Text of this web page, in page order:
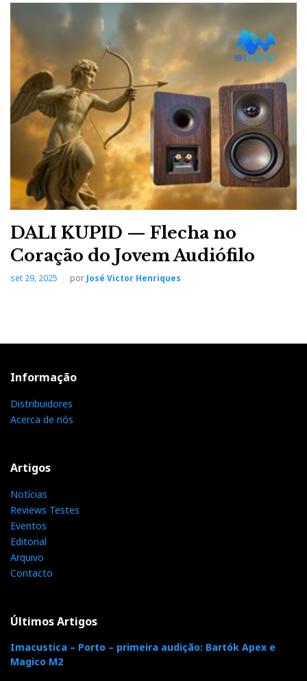
DALI KUPID — Flecha no
Coração do Jovem Audiófilo
set 29, 2025 por José Victor Henriques
Informação
Distribuidores
Acerca de nós
Artigos
Notícias
Reviews Testes
Eventos
Editorial
Arquivo
Contacto
Últimos Artigos
Imacustica – Porto – primeira audição: Bartók Apex e
Magico M2